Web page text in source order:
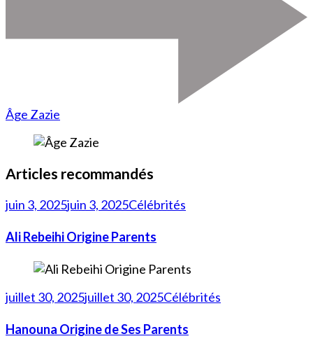
Âge Zazie
Articles recommandés
juin 3, 2025juin 3, 2025Célébrités
Ali Rebeihi Origine Parents
juillet 30, 2025juillet 30, 2025Célébrités
Hanouna Origine de Ses Parents